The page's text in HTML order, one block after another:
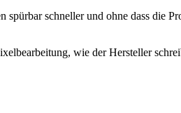
schneller und ohne dass die
wie der Hersteller